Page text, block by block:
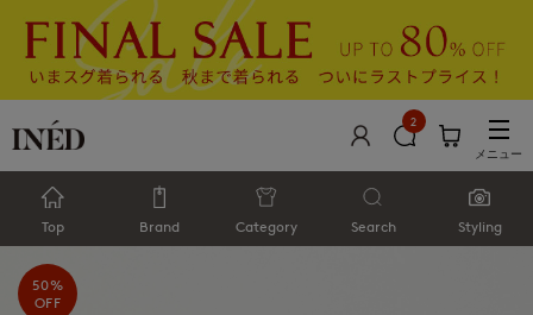
2
メニュー
Top Brand Category Search Styling
50%
OFF